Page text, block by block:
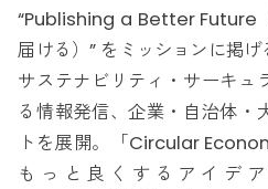
“Publishing a Better Future
届ける）” をミッションに掲げ
サステナビリティ・サーキュ
る情報発信、企業・自治体・
トを展開。「Circular
もっと良くするアイデア